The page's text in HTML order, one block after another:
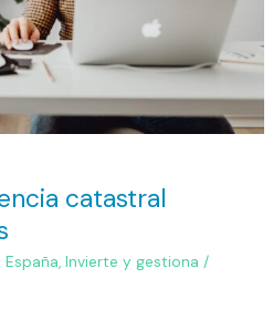
catastral
, Invierte y gestiona /